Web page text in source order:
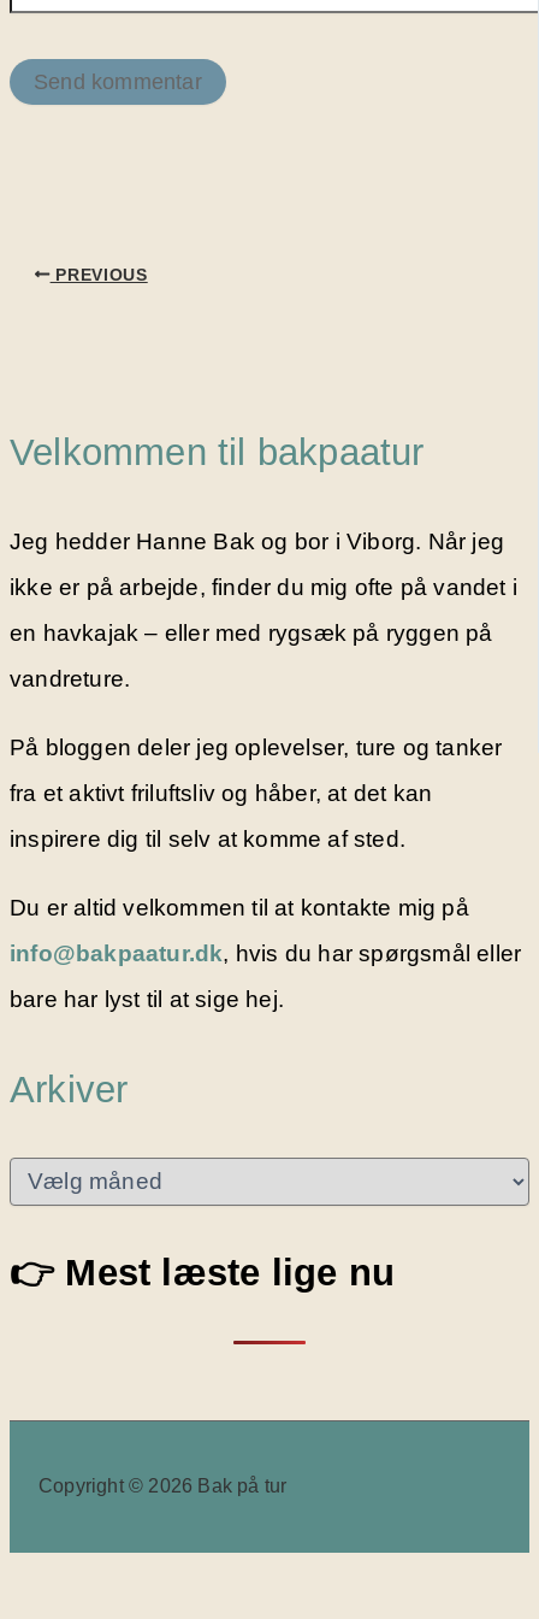
PREVIOUS
Velkommen til bakpaatur
Jeg hedder Hanne Bak og bor i Viborg. Når jeg
ikke er på arbejde, finder du mig ofte på vandet i
en havkajak – eller med rygsæk på ryggen på
vandreture.
På bloggen deler jeg oplevelser, ture og tanker
fra et aktivt friluftsliv og håber, at det kan
inspirere dig til selv at komme af sted.
Du er altid velkommen til at kontakte mig på
info@bakpaatur.dk, hvis du har spørgsmål eller
bare har lyst til at sige hej.
Arkiver
v
e
👉 Mest læste lige nu
Copyright © 2026 Bak på tur